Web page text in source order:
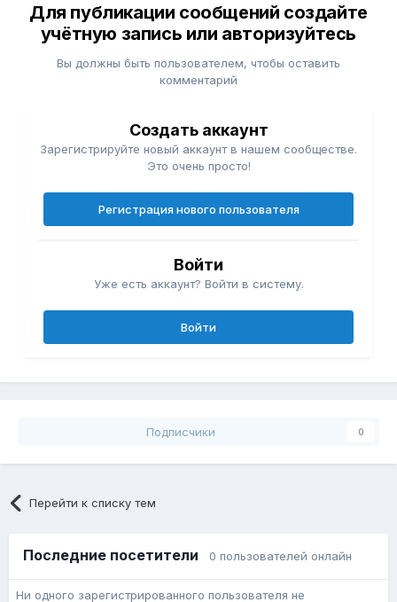
Для публикации сообщений создайте
учётную запись или авторизуйтесь
Вы должны быть пользователем, чтобы оставить
комментарий
Создать аккаунт
Зарегистрируйте новый аккаунт в нашем сообществе.
Это очень просто!
Регистрация нового пользователя
Войти
Уже есть аккаунт? Войти в систему.
Войти
Подписчики 0
Перейти к списку тем
Последние посетители 0 пользователей онлайн
Ни одного зарегистрированного пользователя не